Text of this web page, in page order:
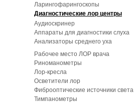
Ларингофарингоскопы
Диагностические лор центры
Аудиоскринер
Аппараты для диагностики слуха
Анализаторы среднего уха
Рабочее место ЛОР врача
Риноманометры
Лор-кресла
Осветители лор
Фиброоптические источники света
Тимпанометры